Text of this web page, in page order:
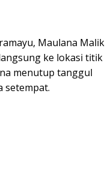
Maulana Malik
ke lokasi titik
menutup tanggul
setempat.